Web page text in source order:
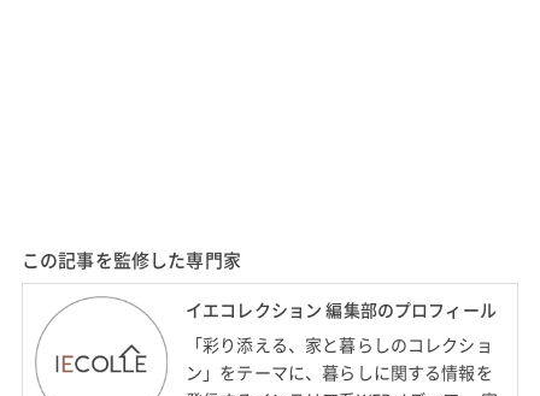
この記事を監修した専門家
イエコレクション 編集部のプロフィール
「彩り添える、家と暮らしのコレクショ
ン」をテーマに、暮らしに関する情報を